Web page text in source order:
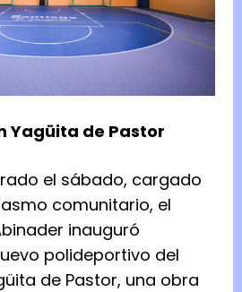
Yagüita de Pastor
el sábado, cargado
comunitario, el
inauguró
polideportivo del
de Pastor, una obra